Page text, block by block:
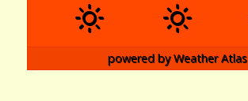
powered byWeather Atlas